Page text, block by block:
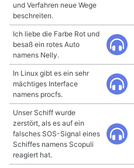
und Verfahren neue Wege
beschreiten.
Ich liebe die Farbe Rot und
besaß ein rotes Auto
namens Nelly.
In Linux gibt es ein sehr
mächtiges Interface
namens procfs.
Unser Schiff wurde
zerstört, als es auf ein
falsches SOS-Signal eines
Schiffes namens Scopuli
reagiert hat.